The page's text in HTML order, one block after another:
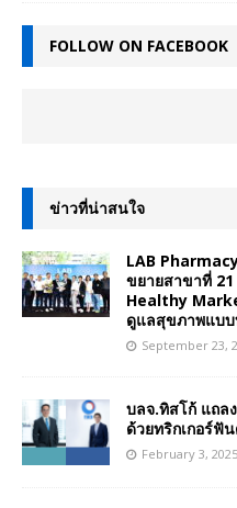
FOLLOW ON FACEBOOK
ข่าวที่น่าสนใจ
LAB
ขยายสาขาที่ 21
Healthy
ดูแลสุขภาพแบ
September 23,
บลจ.ทิสโก้ แถล
ด้วยทริกเกอร์ฟั
February 3, 2025